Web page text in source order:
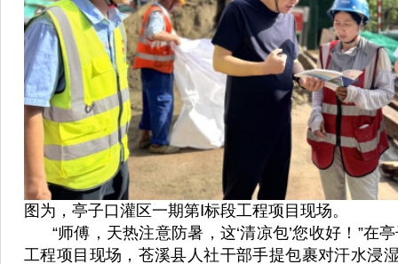
图为，亭子口灌区一期第Ⅰ标段工程项目现场。
“师傅，天热注意防暑，这‘清凉包’您收好！”在
工程项目现场，苍溪县人社干部手提包裹对汗水浸